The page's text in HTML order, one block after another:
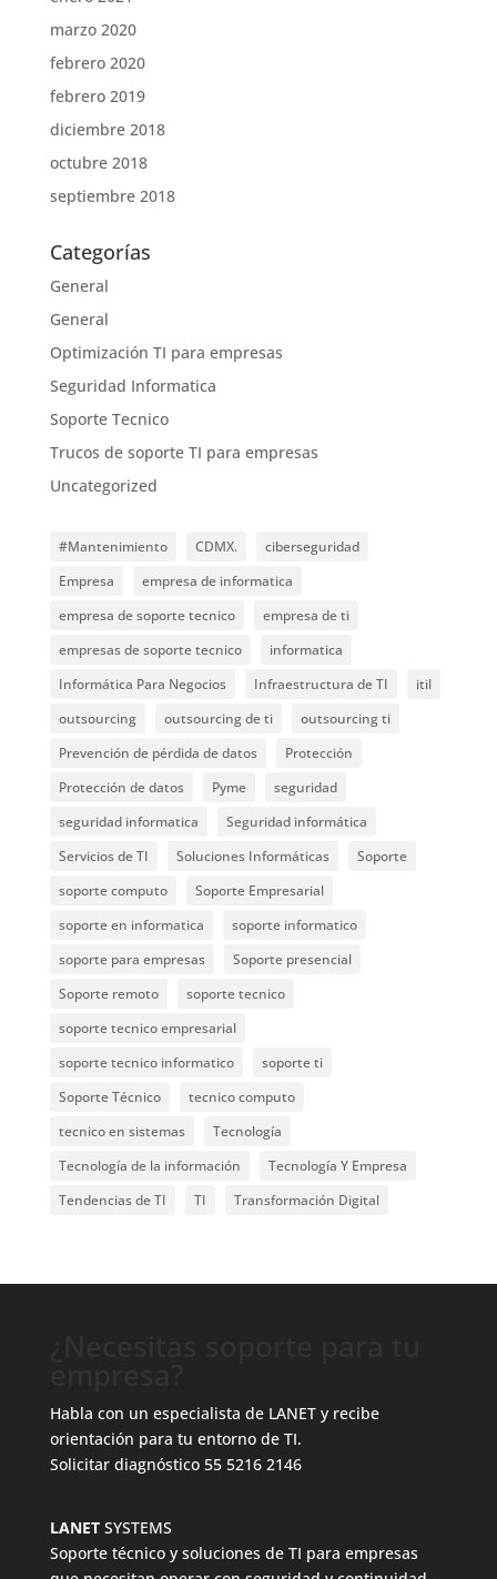
marzo 2020
febrero 2020
febrero 2019
diciembre 2018
octubre 2018
septiembre 2018
Categorías
General
General
Optimización TI para empresas
Seguridad Informatica
Soporte Tecnico
Trucos de soporte TI para empresas
Uncategorized
#Mantenimiento CDMX.
ciberseguridad
Empresa
empresa de informatica
empresa de soporte tecnico
empresa de ti
empresas de soporte tecnico
informatica
Informática Para Negocios
Infraestructura de TI
itil
outsourcing
outsourcing de ti
outsourcing ti
Prevención de pérdida de datos
Protección
Protección de datos
Pyme
seguridad
seguridad informatica
Seguridad informática
Servicios de TI
Soluciones Informáticas
Soporte
soporte computo
Soporte Empresarial
soporte en informatica
soporte informatico
soporte para empresas
Soporte presencial
Soporte remoto
soporte tecnico
soporte tecnico empresarial
soporte tecnico informatico
soporte ti
Soporte Técnico
tecnico computo
tecnico en sistemas
Tecnología
Tecnología de la información
Tecnología Y Empresa
Tendencias de TI
TI Transformación Digital
Habla con un especialista de LANET y recibe
orientación para tu entorno de TI.
Solicitar diagnóstico 55 5216 2146
LANET SYSTEMS
Soporte técnico y soluciones de TI para empresas